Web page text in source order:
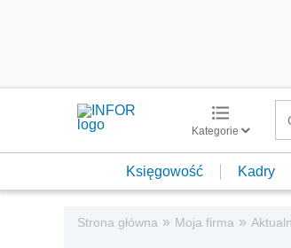
Kategorie
Księgowość Kadry
Strona główna » Moja firma »